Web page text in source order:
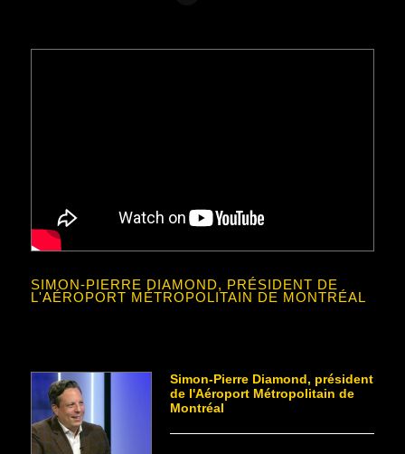
SIMON-PIERRE DIAMOND, PRÉSIDENT DE
L'AÉROPORT MÉTROPOLITAIN DE MONTRÉAL
Simon-Pierre Diamond, président
de l'Aéroport Métropolitain de
Montréal